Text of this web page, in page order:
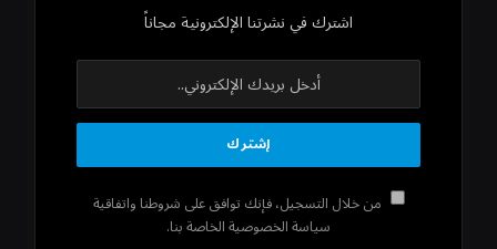
اشترك في نشرتنا الإلكترونية مجاناً
من خلال التسجيل، فإنك توافق على شروطنا واتفاقية
سياسة الخصوصية الخاصة بنا.